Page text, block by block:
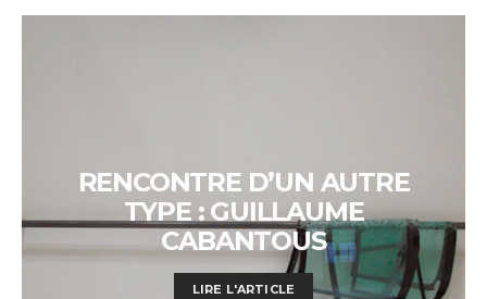
RENCONTRE D’UN AUTRE
TYPE : GUILLAUME
CABANTOUS
LIRE L'ARTICLE